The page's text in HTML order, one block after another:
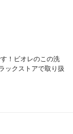
！ビオレのこの洗
ックストアで取り扱